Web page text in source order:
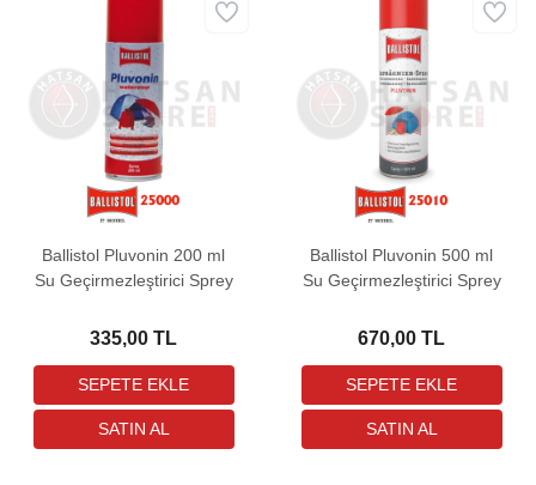
Ballistol Pluvonin 200 ml
Su Geçirmezleştirici Sprey
335,00 TL
Ballistol Pluvonin 500 ml
Su Geçirmezleştirici Sprey
670,00 TL